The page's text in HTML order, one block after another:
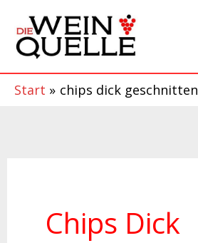
Inhalt
springen
Start chips dick geschnitten
Chips Dick